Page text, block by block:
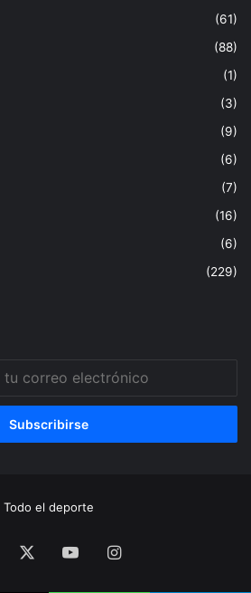
(61)
(88)
(1)
(3)
(9)
(6)
(7)
(16)
(6)
(229)
Todo el deporte
Facebook YouTubeInstagram